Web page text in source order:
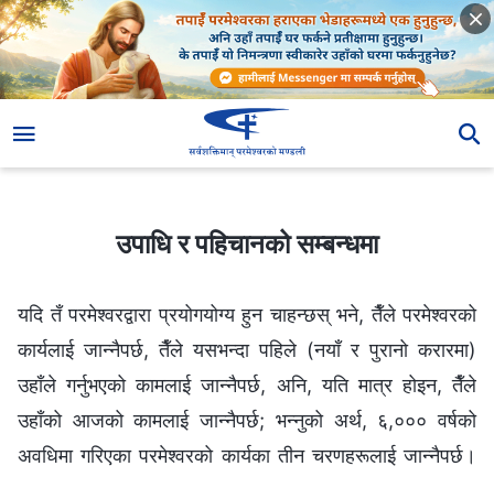
उपाधि र पहिचानको सम्‍बन्धमा
यदि तँ परमेश्‍वरद्वारा प्रयोगयोग्य हुन चाहन्छस् भने, तैँले परमेश्‍वरको
कार्यलाई जान्‍नैपर्छ, तैँले यसभन्दा पहिले (नयाँ र पुरानो करारमा)
उहाँले गर्नुभएको कामलाई जान्‍नैपर्छ, अनि, यति मात्र होइन, तैँले
उहाँको आजको कामलाई जान्‍नैपर्छ; भन्‍नुको अर्थ, ६,००० वर्षको
अवधिमा गरिएका परमेश्‍वरको कार्यका तीन चरणहरूलाई जान्‍नैपर्छ।